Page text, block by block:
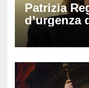
Patrizia
d’urgenza
vacanza:
Lady Gucci